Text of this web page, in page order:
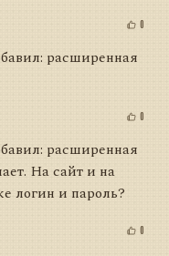
0
расширенная
0
расширенная
На сайт и на
логин и пароль?
0